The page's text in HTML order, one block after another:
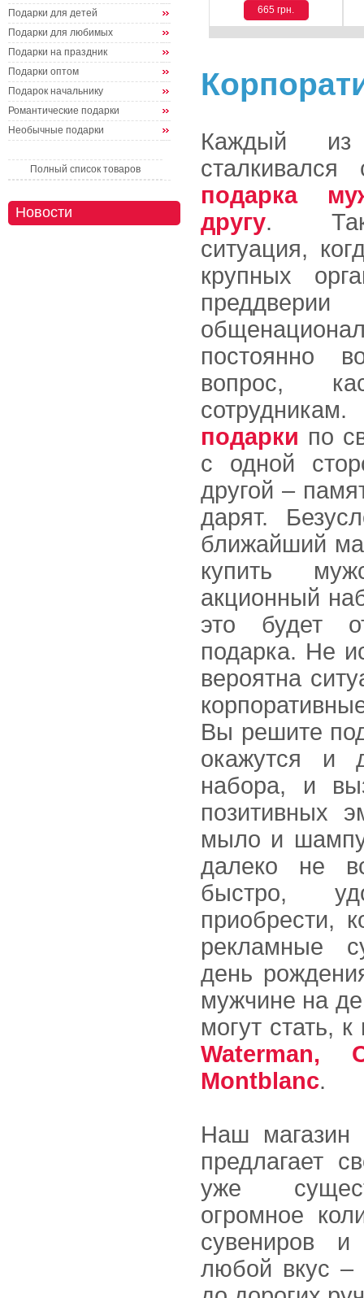
Подарки для детей
Подарки для любимых
Подарки на праздник
Подарки оптом
Подарок начальнику
Романтические подарки
Необычные подарки
Полный список товаров
Новости
665 грн.
Каждый из
подарка
другу.
ситуация,
крупных
постоянно
вопрос,
подарки по
с одной
другой –
дарят.
ближайший
купить
акционный
это будет
подарка. Не
вероятна
Вы решите
окажутся и
набора, и
позитивных
мыло и
далеко не
быстро,
приобрести,
рекламные
день
мужчине на
могут стать,
Waterman,
Montblanc.
Наш магазин
предлагает
уже
огромное
сувениров
любой вкус –